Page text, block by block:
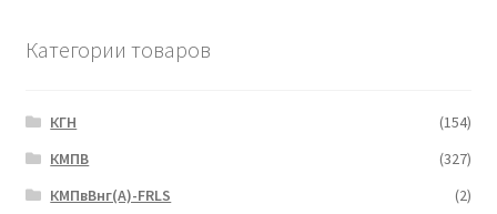
Категории товаров
КГН
(154)
КМПВ
(327)
КМПвВнг(А)-FRLS
(2)